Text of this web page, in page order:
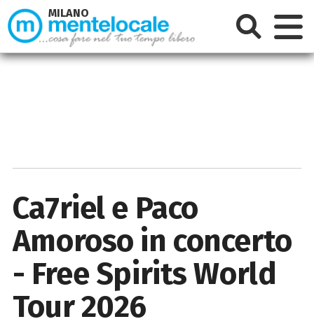
Ca7riel e Paco
Amoroso in concerto
- Free Spirits World
Tour 2026
MILANO